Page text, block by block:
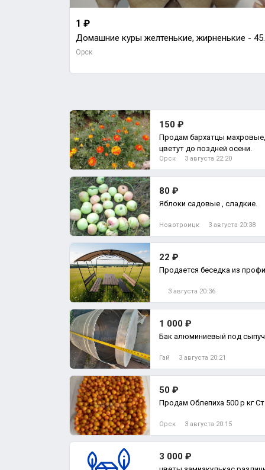
1 ₽
Домашние куры
Орск
150 ₽
Продам бархатцы
цветут до поздней осени.
Орск 3 августа 22:20
80 ₽
Яблоки садовые , сладкие.
Новотроицк 3 августа 20:38
22 ₽
Продается беседка из
3 августа 20:36
1 000 ₽
Бак алюминиевый под
Гай 3 августа 20:21
50 ₽
Продам Облепиха 500 р кг
Орск 3 августа 20:15
3 000 ₽